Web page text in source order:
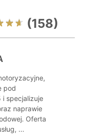
(158)
pod
i specjalizuje
naprawie
Oferta
...